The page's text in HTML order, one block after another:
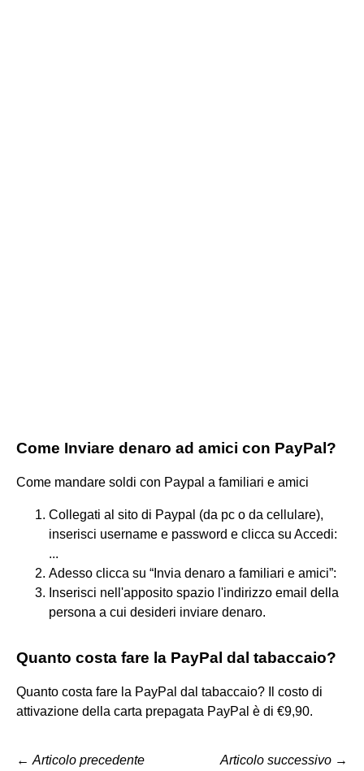
Come Inviare denaro ad amici con PayPal?
Come mandare soldi con Paypal a familiari e amici
Collegati al sito di Paypal (da pc o da cellulare),
inserisci username e password e clicca su Accedi:
...
Adesso clicca su “Invia denaro a familiari e amici”:
Inserisci nell'apposito spazio l'indirizzo email della
persona a cui desideri inviare denaro.
Quanto costa fare la PayPal dal tabaccaio?
Quanto costa fare la PayPal dal tabaccaio? Il costo di
attivazione della carta prepagata PayPal è di €9,90.
← Articolo precedente
Articolo successivo →